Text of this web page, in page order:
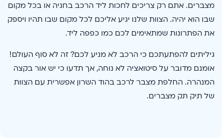
מצברים. אתם רק צריכים לחכות ליד הרכב בחניה או בכל מקום
שבו הוא יהיה. הצוות שלנו יגיע אליכם לכל מקום שבו תהיו ויספק
את הפתרונות שמתאימים לכם כמו כפפה ליד.
גיליתים להפתעתכם כי הרכב לא מניע לכם? זה לא סוף העולם!
אומנם מדובר על סיטואציה לא נוחה, אך תדעו כי יש אור בקצה
המנהרה. החלפת מצבר לרכב בהוד השרון אפשרית עם הצוות
של תיק תק מצברים.